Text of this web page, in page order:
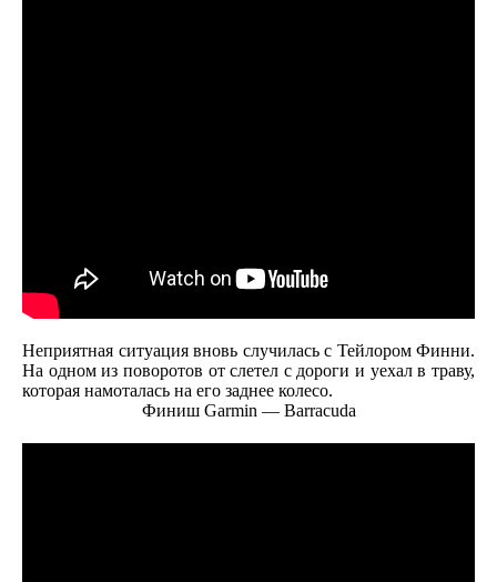
Неприятная ситуация вновь случилась с Тейлором Финни.
На одном из поворотов от слетел с дороги и уехал в траву,
которая намоталась на его заднее колесо.
Финиш Garmin — Barracuda